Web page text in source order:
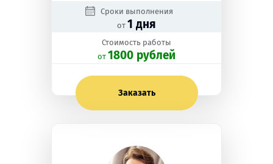
Сроки выполнения
от 1 дня
Стоимость работы
oт 1800 рублей
Заказать